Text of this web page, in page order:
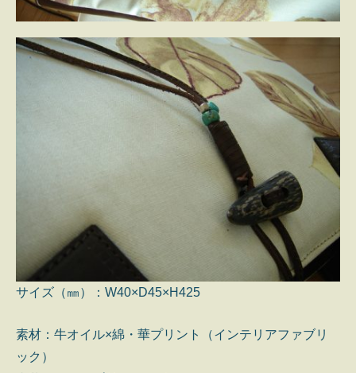
サイズ（㎜）：W40×D45×H425
素材：牛オイル×綿・華プリント（インテリアファブリ
ック）